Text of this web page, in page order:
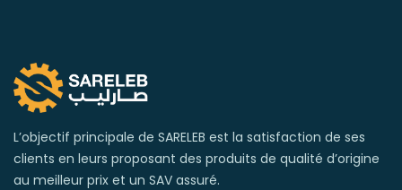
L’objectif principale de SARELEB est la satisfaction de ses
clients en leurs proposant des produits de qualité d’origine
au meilleur prix et un SAV assuré.